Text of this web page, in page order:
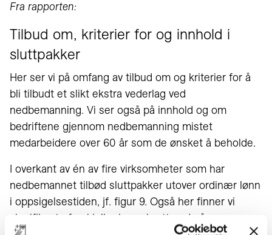
Fra rapporten:
Tilbud om, kriterier for og innhold i
sluttpakker
Her ser vi på omfang av tilbud om og kriterier for å
bli tilbudt et slikt ekstra vederlag ved
nedbemanning. Vi ser også på innhold og om
bedriftene gjennom nedbemanning mistet
medarbeidere over 60 år som de ønsket å beholde.
I overkant av én av fire virksomheter som har
nedbemannet tilbød sluttpakker utover ordinær lønn
i oppsigelsestiden, jf. figur 9. Også her finner vi
signifikante forskjeller i svar brutt ned på